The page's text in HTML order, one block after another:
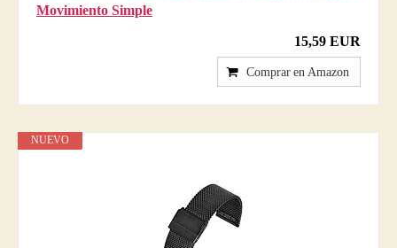
Movimiento Simple
15,59 EUR
Comprar en Amazon
NUEVO